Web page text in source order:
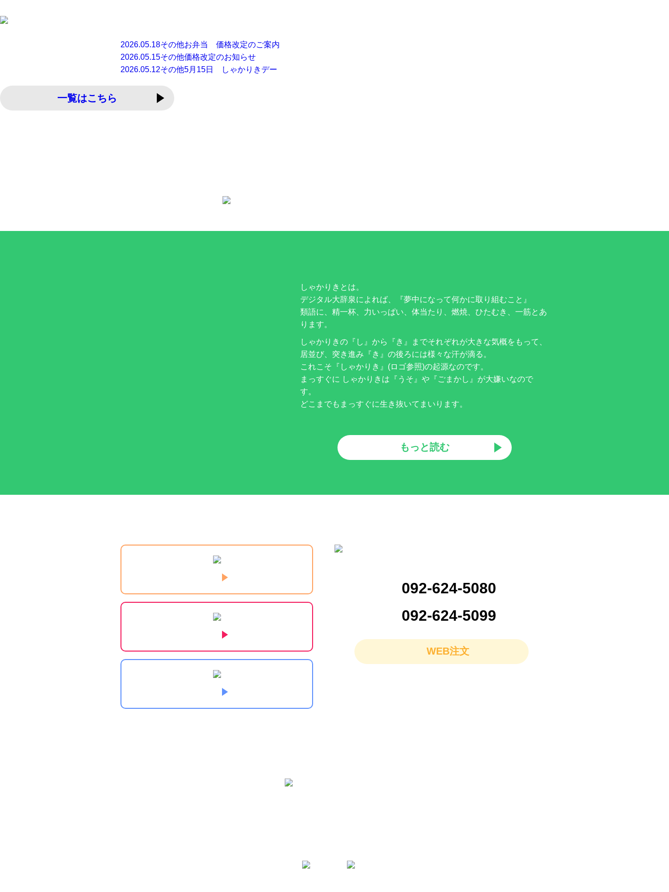
2026.05.18その他お弁当 価格改定のご案内
2026.05.15その他価格改定のお知らせ
2026.05.12その他5月15日 しゃかりきデー
一覧はこちら
しゃかりきとは。
デジタル大辞泉によれば、『夢中になって何かに取り組むこと』
類語に、精一杯、力いっぱい、体当たり、燃焼、ひたむき、一筋とあ
ります。
しゃかりきの『し』から『き』までそれぞれが大きな気概をもって、
居並び、突き進み『き』の後ろには様々な汗が滴る。
これこそ『しゃかりき』(ロゴ参照)の起源なのです。
まっすぐに しゃかりきは『うそ』や『ごまかし』が大嫌いなので
す。
どこまでもまっすぐに生き抜いてまいります。
もっと読む
092-624-5080
092-624-5099
WEB注文